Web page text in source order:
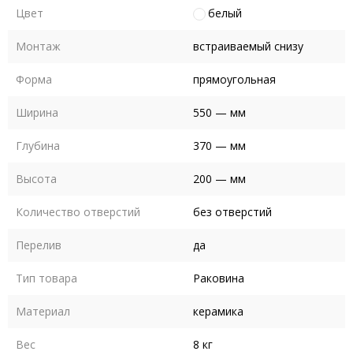
Цвет белый
Монтаж встраиваемый снизу
Форма прямоугольная
Ширина 550 — мм
Глубина 370 — мм
Высота 200 — мм
Количество отверстий без отверстий
Перелив да
Тип товара Раковина
Материал керамика
Вес 8 кг